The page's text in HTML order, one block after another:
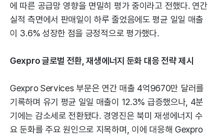
에 따른 공급망 영향을 면밀히 평가 중이라고 전했다. 연간
실적 측면에서 판매일이 하루 줄었음에도 평균 일일 매출
이 3.6% 성장한 점을 긍정적으로 평가했다.
Gexpro 글로벌 전환, 재생에너지 둔화 대응 전략 제시
Gexpro Services 부문은 연간 매출 4억9670만 달러를
기록하며 유기 평균 일일 매출이 12.3% 급증했으나, 4분
기에는 감소세로 전환됐다. 경영진은 북미 재생에너지 수
요 둔화를 주요 원인으로 지목하며, 이에 대응해 Gexpro